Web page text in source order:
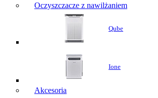
Oczyszczacze z nawilżaniem
Qube
Ione
Akcesoria